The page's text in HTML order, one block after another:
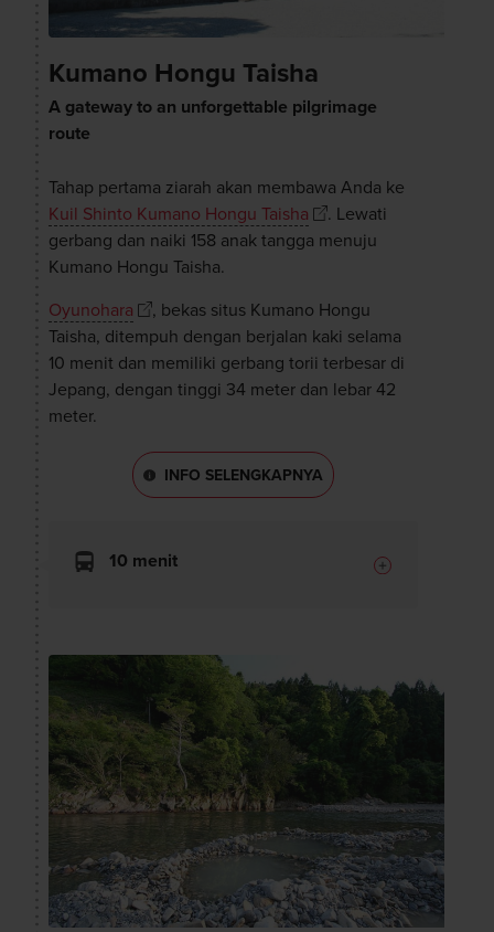
Kumano Hongu Taisha
A gateway to an unforgettable pilgrimage
route
Tahap pertama ziarah akan membawa Anda ke
Kuil Shinto Kumano Hongu Taisha
. Lewati
gerbang dan naiki 158 anak tangga menuju
Kumano Hongu Taisha.
Oyunohara
, bekas situs Kumano Hongu
Taisha, ditempuh dengan berjalan kaki selama
10 menit dan memiliki gerbang torii terbesar di
Jepang, dengan tinggi 34 meter dan lebar 42
meter.
INFO SELENGKAPNYA
10 menit